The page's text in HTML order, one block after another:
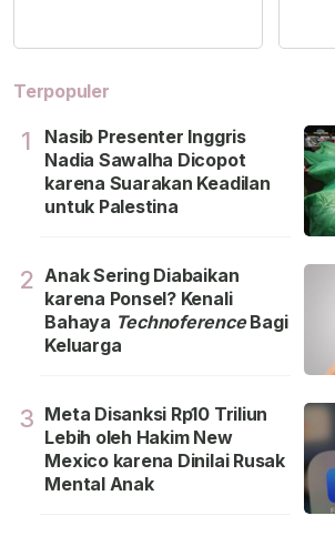
Terpopuler
1
Nasib Presenter Inggris
Nadia Sawalha Dicopot
karena Suarakan Keadilan
untuk Palestina
2 Anak Sering Diabaikan
karena Ponsel? Kenali
Bahaya TechnoferenceBagi
Keluarga
3 Meta Disanksi Rp10 Triliun
Lebih oleh Hakim New
Mexico karena Dinilai Rusak
Mental Anak